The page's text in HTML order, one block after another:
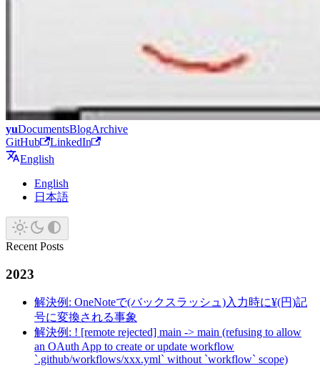
yuDocumentsBlogArchive
GitHub
LinkedIn
English
English
日本語
Recent Posts
2023
解決例: OneNoteで(バックスラッシュ)入力時に¥(円)記
号に変換される事象
解決例: ! [remote rejected] main -> main (refusing to allow
an OAuth App to create or update workflow
`.github/workflows/xxx.yml` without `workflow` scope)